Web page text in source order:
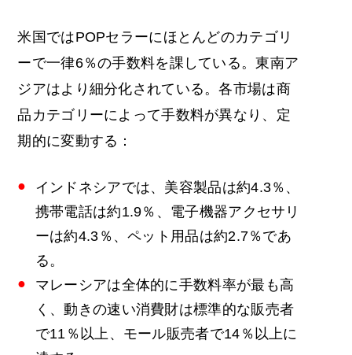
米国ではPOPセラーにほとんどのカテゴリ
ーで一律6％の手数料を課している。東南ア
ジアはより細分化されている。各市場は商
品カテゴリーによって手数料が異なり、定
期的に変動する：
インドネシアでは、美容製品は約4.3％、
携帯電話は約1.9％、電子機器アクセサリ
ーは約4.3％、ペット用品は約2.7％であ
る。
マレーシアは全体的に手数料率が最も高
く、動きの速い消費財は標準的な販売者
で11％以上、モール販売者で14％以上に